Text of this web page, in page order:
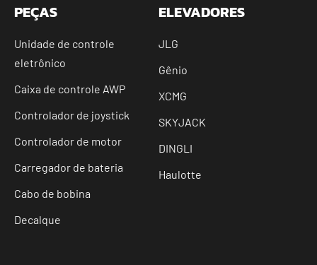
PEÇAS
Unidade de controle
eletrônico
Caixa de controle AWP
Controlador de joystick
Controlador de motor
Carregador de bateria
Cabo de bobina
Decalque
ELEVADORES
JLG
Gênio
XCMG
SKYJACK
DINGLI
Haulotte